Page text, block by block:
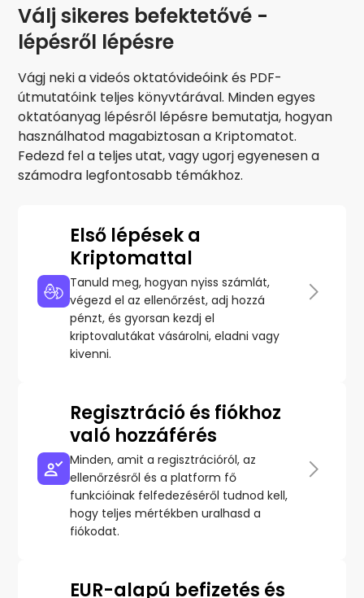
Kapj jutalmakat a kriptod után
Trezor
Takaríts meg kriptot a jövődért
Ismétlődő vásárlás
Rendszeresen ütemezett befektetések (DCA)
Árriasztások
Kedvenc tokenjeid valós idejű árfrissítései
Portfólióelemzés
Intelligens betekintés az optimális teljesítmény érdekében
Válj sikeres befektetővé -
lépésről lépésre
Vágj neki a videós oktatóvideóink és PDF-
útmutatóink teljes könyvtárával. Minden egyes
oktatóanyag lépésről lépésre bemutatja, hogyan
használhatod magabiztosan a Kriptomatot.
Fedezd fel a teljes utat, vagy ugorj egyenesen a
számodra legfontosabb témákhoz.
Első lépések a
Kriptomattal
Tanuld meg, hogyan nyiss számlát,
végezd el az ellenőrzést, adj hozzá
pénzt, és gyorsan kezdj el
kriptovalutákat vásárolni, eladni vagy
kivenni.
Regisztráció és fiókhoz
való hozzáférés
Minden, amit a regisztrációról, az
ellenőrzésről és a platform fő
funkcióinak felfedezéséről tudnod kell,
hogy teljes mértékben uralhasd a
fiókodat.
EUR-alapú befizetés és